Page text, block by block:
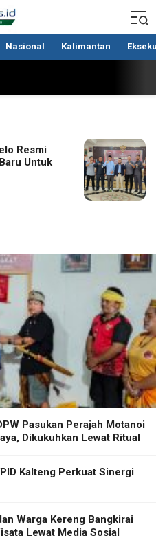
Nasional Kalimantan
Resmi
Untuk
Pasukan Perajah Motanoi
Dikukuhkan Lewat Ritual
Kalteng Perkuat Sinergi
Warga Kereng Bangkirai
Lewat Media Sosial